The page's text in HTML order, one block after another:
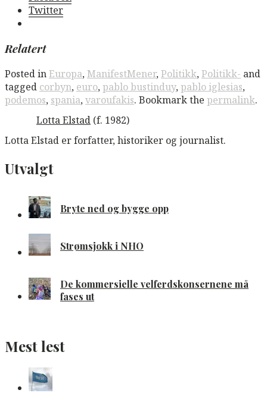
Twitter
Relatert
Posted inEuropa,ManifestMener,Politikk,Politikk- and
tagged corbyn, euro,pablo bustinduy,pablo iglesias,
podemos, spania,varoufakis. Bookmark the permalink.
Lotta Elstad (f. 1982)
Lotta Elstad er forfatter, historiker og journalist.
Utvalgt
Bryte ned og bygge opp
Strømsjokk i NHO
De kommersielle velferdskonsernene må
fases ut
Mest lest